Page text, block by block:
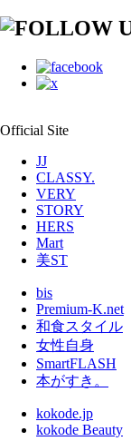
Official Site
JJ
CLASSY.
VERY
STORY
HERS
Mart
美ST
bis
Premium-K.net
和食スタイル
女性自身
SmartFLASH
本がすき。
kokode.jp
kokode Beauty